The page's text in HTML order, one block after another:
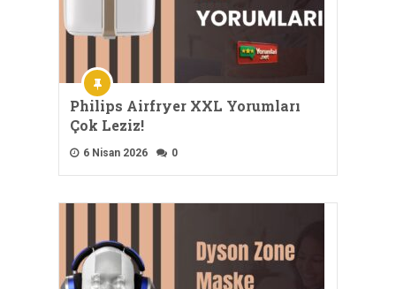
Philips Airfryer XXL Yorumları
Çok Leziz!
6 Nisan 2026 0